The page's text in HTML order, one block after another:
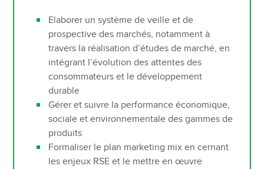
Elaborer un système de veille et de
prospective des marchés, notamment à
travers la réalisation d’études de marché, en
intégrant l’évolution des attentes des
consommateurs et le développement
durable
Gérer et suivre la performance économique,
sociale et environnementale des gammes de
produits
Formaliser le plan marketing mix en cernant
les enjeux RSE et le mettre en œuvre